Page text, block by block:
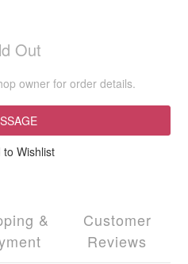
Out
owner for order details.
to Wishlist
&
Customer
Reviews